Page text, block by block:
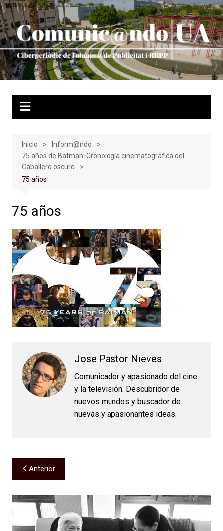
Saltar
al
contenido
Inicio
Inform@ndo
75 años de Batman: Cronología cinematográfica del
Caballero oscuro
75 años
75 años
Jose Pastor Nieves
Comunicador y apasionado del cine
y la televisión. Descubridor de
nuevos mundos y buscador de
nuevas y apasionantes ideas.
Navegación
de
entradas
Anterior